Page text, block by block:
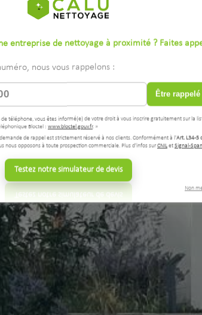
entreprise de nettoyage à proximité ? Faites
nous vous rappelons :
Être rappelé
téléphone, vous êtes informé(e) de votre droit à vous inscrire gratuitement sur la
Bloctel : www.bloctel.gouv.fr. »
de rappel est strictement réservé à nos clients. Conformément à l'Art. L34-5
nous opposons à toute prospection commerciale. Plus d'infos surCNILetSignal-
Testez notre simulateur de devis
Non